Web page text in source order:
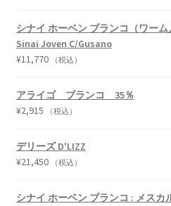
シナイ ホーベン ブランコ（ワー
Sinai Joven C/Gusano
¥11,770 （税込）
アライゴ ブランコ 35％
¥2,915 （税込）
デリーズ D'LIZZ
¥21,450 （税込）
シナイ ホーベン ブランコ : メスカ